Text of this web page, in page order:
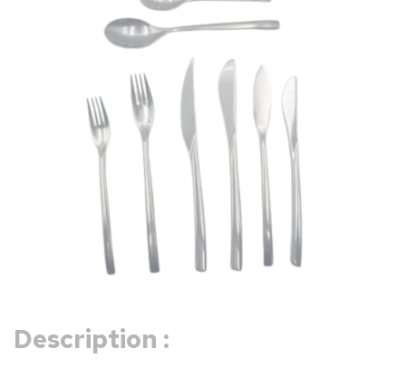
Description :